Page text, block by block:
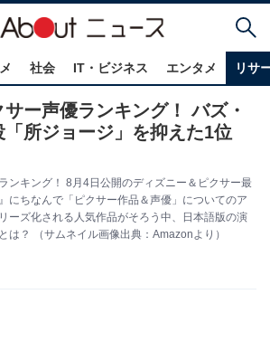
社会 IT・ビジネス エンタメ リサ
ー声優ランキング！ バズ・
「所ジョージ」を抑えた1位
ンキング！ 8月4日公開のディズニー＆ピクサー最
にちなんで「ピクサー作品＆声優」についてのア
ーズ化される人気作品がそろう中、日本語版の演
は？ （サムネイル画像出典：Amazonより）